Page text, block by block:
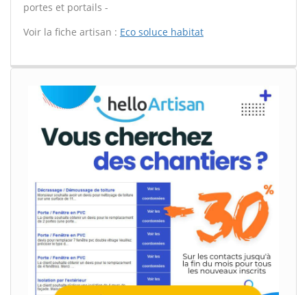
portes et portails -
Voir la fiche artisan : Eco soluce habitat